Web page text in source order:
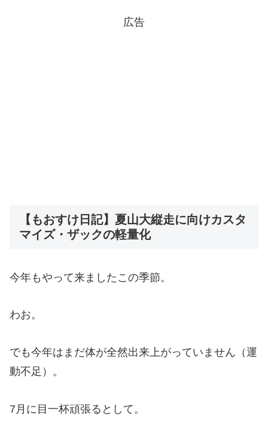
広告
【もおすけ日記】夏山大縦走に向けカスタ
マイズ・ザックの軽量化
今年もやって来ましたこの季節。
わお。
でも今年はまだ体が全然出来上がっていません（運
動不足）。
7月に目一杯頑張るとして。